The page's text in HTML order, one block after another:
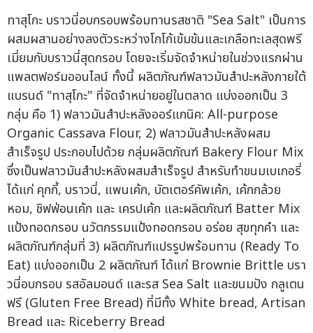
ทาสุโกะ บราวนี่อบกรอบพร้อมทานรสชาติ "Sea Salt" เป็นการ
ผสมผสานอย่างลงตัวระหว่างโกโก้เข้มข้นและเกลือทะเลสุดพรี
เมี่ยมกับบราวนี่สุดกรอบ โดยจะเริ่มจัดจำหน่ายในช่วงแรกผ่าน
แพลตฟอร์มออนไลน์ ทั้งนี้ ผลิตภัณฑ์ฟลาวมันสำปะหลังภายใต้
แบรนด์ "ทาสุโกะ" ที่จัดจำหน่ายอยู่ในตลาด แบ่งออกเป็น 3
กลุ่ม คือ 1) ฟลาวมันสำปะหลังออร์แกนิค: All-purpose
Organic Cassava Flour, 2) ฟลาวมันสำปะหลังผสม
สำเร็จรูป ประกอบไปด้วย กลุ่มผลิตภัณฑ์ Bakery Flour Mix
ซึ่งเป็นฟลาวมันสำปะหลังผสมสำเร็จรูป สำหรับทำขนมเบเกอรี่
ได้แก่ คุกกี้, บราวนี่, แพนเค้ก, บัตเตอร์คัพเค้ก, เค้กกล้วย
หอม, ชิฟฟ่อนเค้ก และ เครปเค้ก และผลิตภัณฑ์ Batter Mix
แป้งทอดกรอบ นวัตกรรมแป้งทอดกรอบ อร่อย สุขทุกคำ และ
ผลิตภัณฑ์กลุ่มที่ 3) ผลิตภัณฑ์แปรรูปพร้อมทาน (Ready To
Eat) แบ่งออกเป็น 2 ผลิตภัณฑ์ ได้แก่ Brownie Brittle บรา
วนี่อบกรอบ รสอัลมอนด์ และรส Sea Salt และขนมปัง กลูเตน
ฟรี (Gluten Free Bread) ที่มีทั้ง White bread, Artisan
Bread และ Riceberry Bread